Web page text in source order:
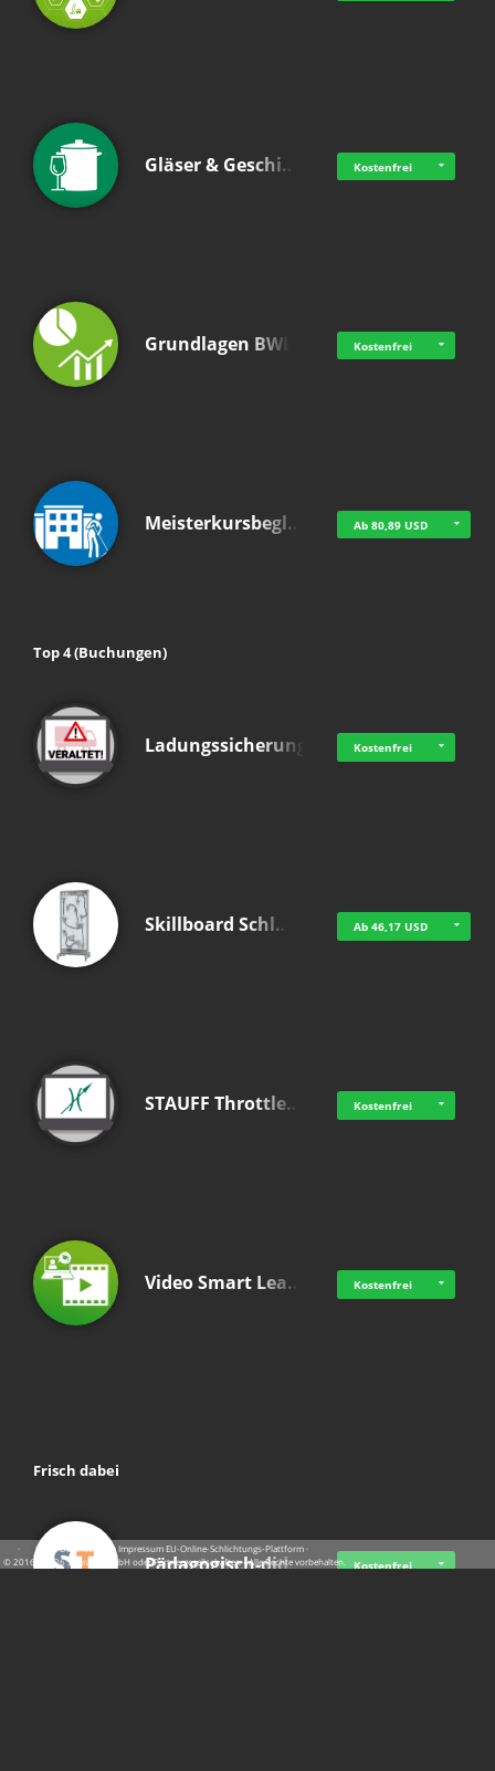
Gläser & Geschi… Kostenfrei
Grundlagen BWL Kostenfrei
Meisterkursbegl… Ab 80,89 USD
Top 4 (Buchungen)
Ladungssicherung Kostenfrei
Skillboard Schl… Ab 46,17 USD
STAUFF Throttle… Kostenfrei
Video Smart Lea… Kostenfrei
Frisch dabei
Pädagogisch-did… Kostenfrei
· · ·Datenschutz ·Impressum EU-Online-Schlichtungs-Plattform·
© 2016 - 2026 SupraTix GmbH oder Partnergesellschaften - Alle Rechte vorbehalten.